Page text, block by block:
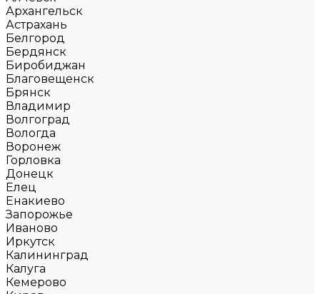
Архангельск
Астрахань
Белгород
Бердянск
Биробиджан
Благовещенск
Брянск
Владимир
Волгоград
Вологда
Воронеж
Горловка
Донецк
Елец
Енакиево
Запорожье
Иваново
Иркутск
Калининград
Калуга
Кемерово